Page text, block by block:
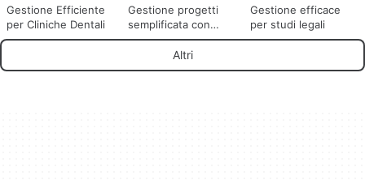
Gestione Efficiente
per Cliniche Dentali
Gestione progetti
semplificata con
Itactil
Gestione efficace
per studi legali
Altri